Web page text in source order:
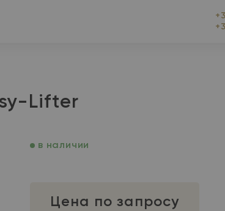
Lifter
в наличии
Цена по запросу